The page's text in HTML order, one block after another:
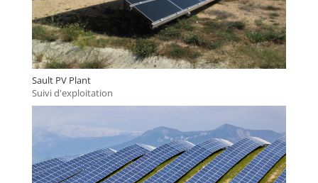
Sault PV Plant
Suivi d'exploitation